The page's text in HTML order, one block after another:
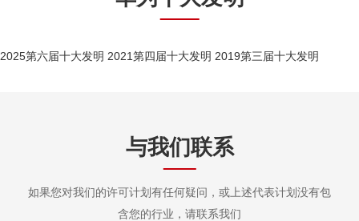
2025第六届十大发明 2021第四届十大发明 2019第三届十大发明
与我们联系
如果您对我们的许可计划有任何疑问，或上述代表计划没有包
含您的行业，请联系我们